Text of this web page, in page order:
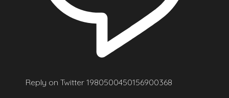
Reply on Twitter 1980500450156900368